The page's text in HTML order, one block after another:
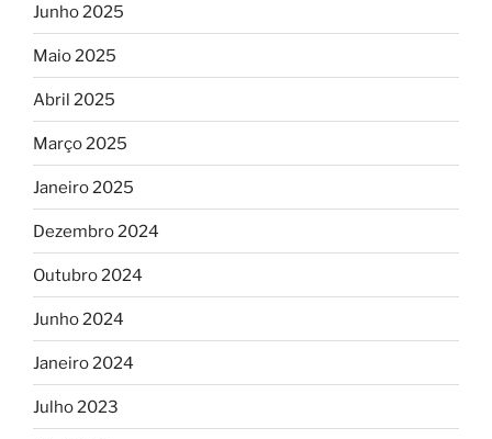
Junho 2025
Maio 2025
Abril 2025
Março 2025
Janeiro 2025
Dezembro 2024
Outubro 2024
Junho 2024
Janeiro 2024
Julho 2023